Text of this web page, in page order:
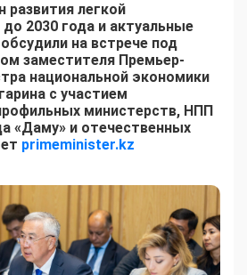
развития легкой
2030 года и актуальные
на встрече под
заместителя Премьер-
национальной экономики
с участием
министерств, НПП
«Даму» и отечественных
primeminister.kz